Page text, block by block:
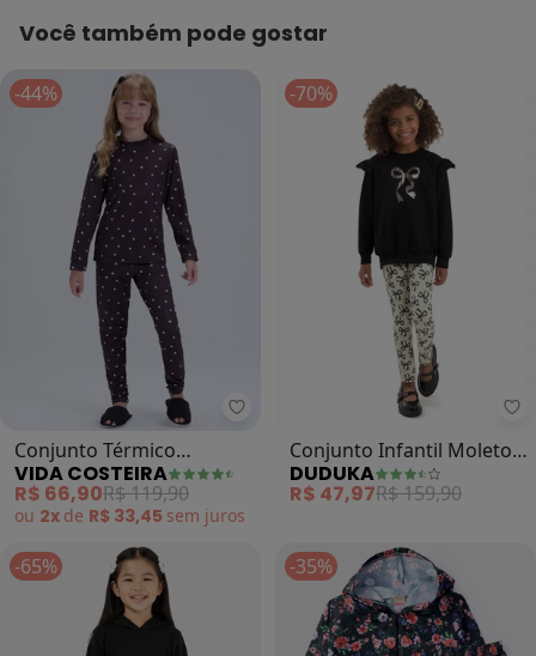
Você também pode gostar
-44%
Vida Costeira - Conjunto
Conjunto Térmico
Feminino Coraçãozinhos
(Preto)
VIDA COSTEIRA
R$ 66,90R$ 119,90
ou 2x de R$ 33,45 sem juros
-70%
Conjunto Infantil Moletom
(Preto)
DUDUKA
R$ 47,97R$ 159,90
-65% -35%